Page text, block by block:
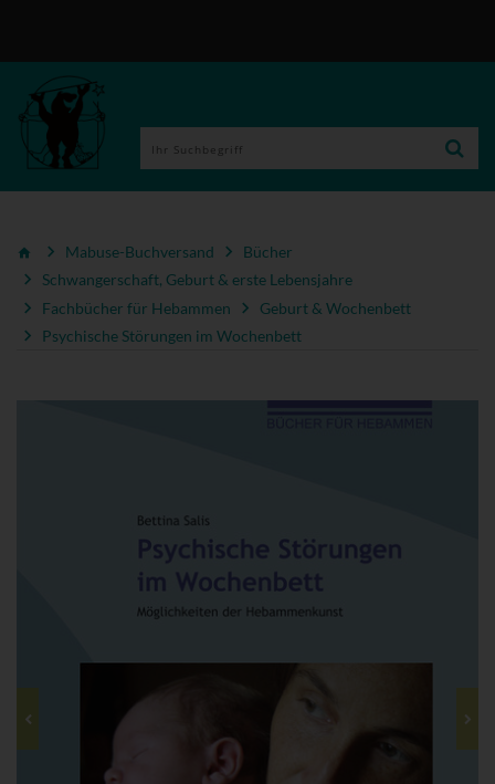
Mabuse-Buchversand
Bücher
Schwangerschaft, Geburt & erste Lebensjahre
Fachbücher für Hebammen
Geburt & Wochenbett
Psychische Störungen im Wochenbett